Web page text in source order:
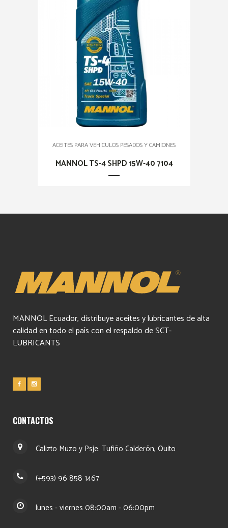
ACEITES PARA VEHICULOS PESADOS Y CAMIONES
MANNOL TS-4 SHPD 15W-40 7104
MANNOL Ecuador, distribuye aceites y lubricantes de alta
calidad en todo el país con el respaldo de SCT-
LUBRICANTS
CONTACTOS
Calizto Muzo y Psje. Tufiño Calderón, Quito
(+593) 96 858 1467
lunes - viernes 08:00am - 06:00pm